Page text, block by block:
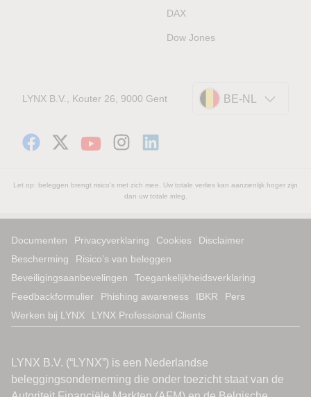
DAX
Dow Jones
LYNX B.V., Kouter 26, 9000 Gent BE-NL
Let op: beleggen brengt risico's met zich mee. Uw totale verlies kan aanzienlijk hoger zijn
dan uw totale inleg.
Documenten Privacyverklaring Cookies
Disclaimer
Bescherming
Risico’s van beleggen
Beveiligingsaanbevelingen
Toegankelijkheidsverklaring
Feedbackformulier
Phishing awareness IBKR
Pers
Werken bij LYNX
LYNX Professional Clients